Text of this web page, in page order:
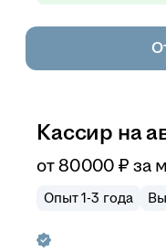
Кассир на
от80 000 ₽ за
Опыт 1-3 года